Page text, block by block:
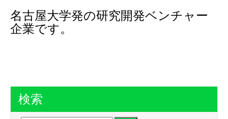
名古屋大学発の研究開発ベンチャー
企業です。
検索